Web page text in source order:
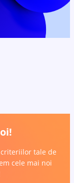
tale de
cele mai noi